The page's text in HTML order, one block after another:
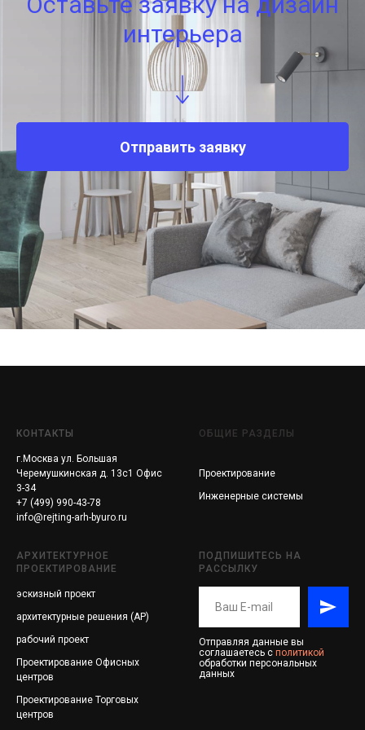
интерьера
Отправить заявку
КОНТАКТЫ
г.Москва ул. Большая
Черемушкинская д. 13с1 Офис
3-34
+7 (499) 990-43-78
info@rejting-arh-byuro.ru
ОБЩИЕ РАЗДЕЛЫ
Проектирование
Инженерные системы
АРХИТЕКТУРНОЕ
ПРОЕКТИРОВАНИЕ
эскизный проект
архитектурные решения (АР)
рабочий проект
Проектирование Офисных
центров
Проектирование Торговых
центров
ПОДПИШИТЕСЬ НА
РАССЫЛКУ
Отправляя данные вы
соглашаетесь с политикой
обработки персональных
данных